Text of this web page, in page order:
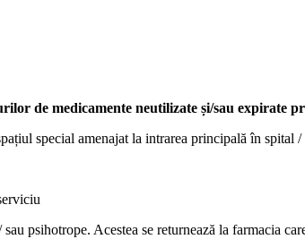
de medicamente neutilizate și/sau expirate
special amenajat la intrarea principală în
sau psihotrope. Acestea se returnează la farmacia